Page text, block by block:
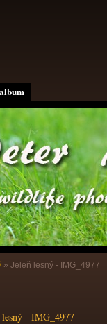
» Jeleň lesný - IMG_4977
lesný - IMG_4977